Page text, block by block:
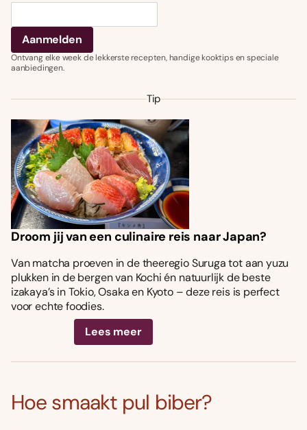
Ontvang elke week de lekkerste recepten, handige kooktips en speciale
aanbiedingen.
Tip
Droom jij van een culinaire reis naar Japan?
Van matcha proeven in de theeregio Suruga tot aan yuzu
plukken in de bergen van Kochi én natuurlijk de beste
izakaya’s in Tokio, Osaka en Kyoto – deze reis is perfect
voor echte foodies.
Lees meer
Hoe smaakt pul biber?